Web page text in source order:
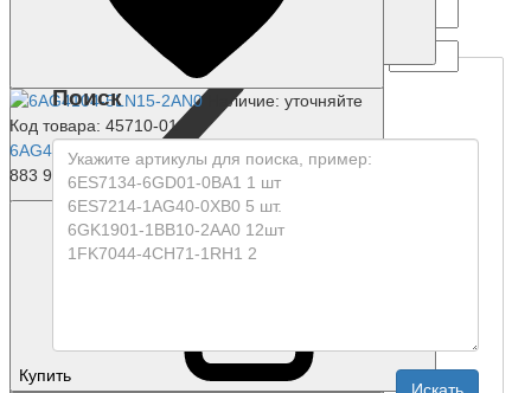
Наличие: уточняйте
Код товара: 45710-01
6AG4104-5LN15-2AN0
883 994 р.
Купить
Поиск